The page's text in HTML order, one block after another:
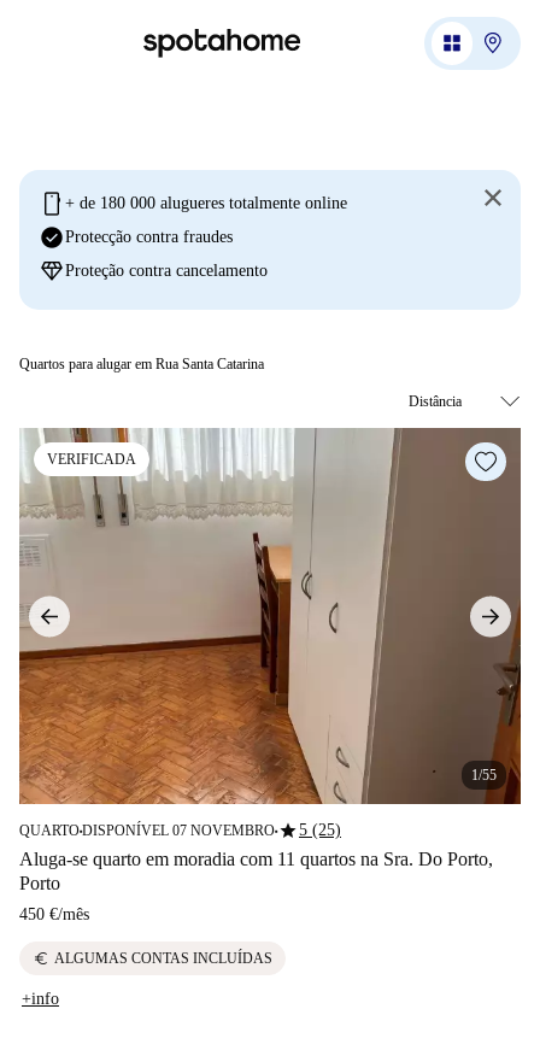
mobile + de 180 000 alugueres totalmente online
check_circleProtecção contra fraudes
diamondProteção contra cancelamento
Quartos para alugar em Rua Santa Catarina
VERIFICADA
1/55
QUARTO■DISPONÍVEL 07 NOVEMBRO■star5 (25)
Aluga-se quarto em moradia com 11 quartos na Sra. Do Porto,
Porto
450 €/mês
euro ALGUMAS CONTAS INCLUÍDAS
+info